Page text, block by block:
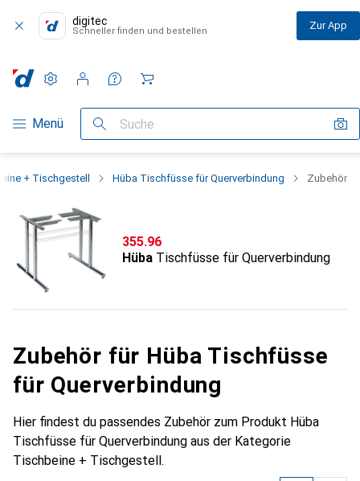
digitec
Schneller finden und bestellen Zur App
Navigation nach Kategorien
Menü Suche
Einstellungen
Kundenkonto
Vergleichslisten
Merklisten
Warenkorb
+ Tischgestell Hüba Tischfüsse für Querverbindung Zubehör
CHF
355.96
Hüba Tischfüsse für Querverbindung
Zubehör für Hüba Tischfüsse
für Querverbindung
Hier findest du passendes Zubehör zum Produkt Hüba
Tischfüsse für Querverbindung aus der Kategorie
Tischbeine + Tischgestell.